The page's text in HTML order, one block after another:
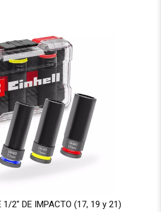
1/2" DE IMPACTO (17, 19 y 21)